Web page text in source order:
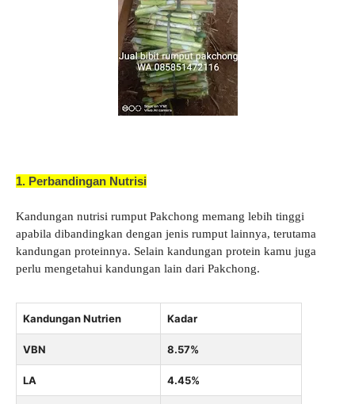
1. Perbandingan Nutrisi
Kandungan nutrisi rumput Pakchong memang lebih tinggi
apabila dibandingkan dengan jenis rumput lainnya, terutama
kandungan proteinnya. Selain kandungan protein kamu juga
perlu mengetahui kandungan lain dari Pakchong.
Kandungan Nutrien Kadar
VBN 8.57%
LA 4.45%